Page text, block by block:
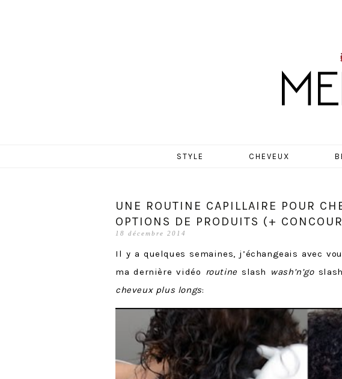
STYLE CHEVEUX
UNE ROUTINE CAPILLAIRE POUR
OPTIONS DE PRODUITS (+
18 décembre 2014
Il y a quelques semaines, j’échangeais avec
ma dernière vidéo routine slash wash’n’goslash
cheveux plus longs: